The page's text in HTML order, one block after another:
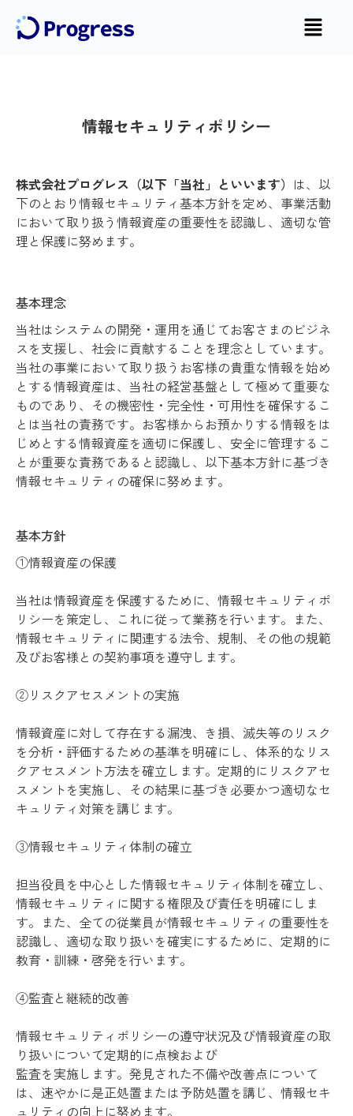
情報セキュリティポリシー
株式会社プログレス（以下「当社」といいます） は、 以
下のとおり情報セキュリティ基本方針を定め、事業活動
において取り扱う情報資産の重要性を認識し、適切な管
理と保護に努め ます。
基本理念
当社はシステムの開発・運用を通じてお客さまのビジネ
スを支援し、社会に貢献することを理念としています。
当社の事業において取り扱うお客様の貴重な情報を始め
とする情報資産は、当社の経営基盤として極めて重要な
ものであり、その機密性・完全性・可用性を確保するこ
とは当社の責務です。 お客様からお預かりする情報をは
じめとする情報資産を適切に保護し、安全に管理するこ
と が重要な責務であると認識し、以下基本方針に基づき
情報セキュリティの確保に努めます。
基本方針
①情報資産の保護
当社は情報資産を保護するために、情報セキュリティポ
リシーを策定し、これに従って業務を行います。また、
情報セキュリティに関連する法令、規制、その他の規範
及びお客様との契約事項を遵守します。
②リスクアセスメントの実施
情報資産に対して存在する漏洩、き損、滅失等のリスク
を分析・評価するための基準を明確にし、体系的なリス
クアセスメント方法を確立します。定期的にリスクアセ
スメントを実施し、その結果に基づき必要かつ適切なセ
キュリティ対策を講じます。
③情報セキュリティ体制の確立
担当役員を中心とした情報セキュリティ体制を確立し、
情報セキュリティに関する権限及び責任を明確にしま
す。また、全ての従業員が情報セキュリティの重要性を
認識し、適切な取り扱いを確実にするために、定期的に
教育・訓練・啓発を行います。
④監査と継続的改善
情報セキュリティポリシーの遵守状況及び情報資産の取
り扱いについて定期的に点検および
監査を実施します。発見された不備や改善点について
は、速やかに是正処置または予防処置を講じ、情報セキ
ュリティの向上に努めます。